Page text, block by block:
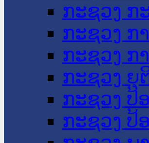
ກະຊວງ ກ
ກະຊວງ ກ
ກະຊວງ ກ
ກະຊວງ ຍຸ
ກະຊວງ ປ້
ກະຊວງ ປ້